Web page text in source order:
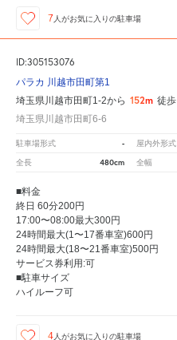
7 人がお気に入りの駐車場
ID:305153076
パラカ 川越市田町第1
埼玉県川越市田町1-2から 152m 徒歩
埼玉県川越市田町6-6
駐車場形式 - 屋内外形式
全長 480cm 全幅
■料金
終日 60分200円
17:00〜08:00最大300円
24時間最大(1〜17番車室)600円
24時間最大(18〜21番車室)500円
サービス券利用:可
■駐車サイズ
ハイルーフ可
4 人がお気に入りの駐車場